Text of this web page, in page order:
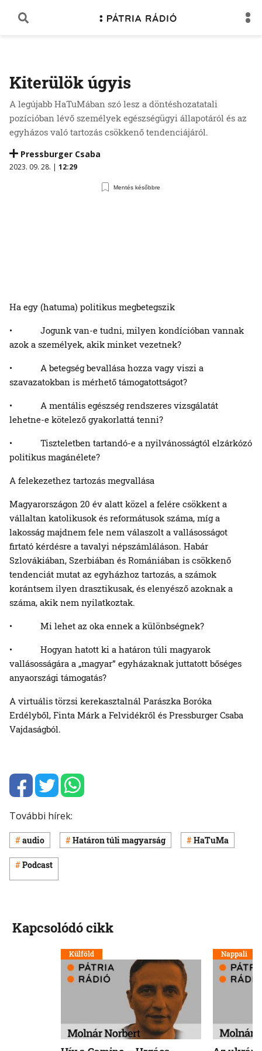
Kiterülök úgyis
A legújabb HaTuMában szó lesz a döntéshozatatali
pozícióban lévő személyek egészségügyi állapotáról és az
egyházos való tartozás csökkenő tendenciájáról.
Pressburger Csaba
2023. 09. 28. | 12:29
Mentés későbbre
Ha egy (hatuma) politikus megbetegszik
• Jogunk van-e tudni, milyen kondícióban vannak
azok a személyek, akik minket vezetnek?
• A betegség bevallása hozza vagy viszi a
szavazatokban is mérhető támogatottságot?
• A mentális egészség rendszeres vizsgálatát
lehetne-e kötelező gyakorlattá tenni?
• Tiszteletben tartandó-e a nyilvánosságtól elzárkózó
politikus magánélete?
A felekezethez tartozás megvallása
Magyarországon 20 év alatt közel a felére csökkent a
vállaltan katolikusok és reformátusok száma, míg a
lakosság majdnem fele nem válaszolt a vallásosságot
firtató kérdésre a tavalyi népszámláláson. Habár
Szlovákiában, Szerbiában és Romániában is csökkenő
tendenciát mutat az egyházhoz tartozás, a számok
korántsem ilyen drasztikusak, és elenyésző azoknak a
száma, akik nem nyilatkoztak.
• Mi lehet az oka ennek a különbségnek?
• Hogyan hatott ki a határon túli magyarok
vallásosságára a „magyar” egyházaknak juttatott bőséges
anyaországi támogatás?
A virtuális törzsi kerekasztalnál Parászka Boróka
Erdélyből, Finta Márk a Felvidékről és Pressburger Csaba
Vajdaságból.
További hírek:
audio Határon túli magyarság HaTuMa
Podcast
Kapcsolódó cikk
Külföld Nappali